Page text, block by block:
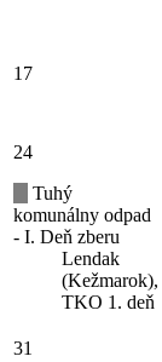
17
24
Tuhý
komunálny odpad
- I. Deň zberu
Lendak
(Kežmarok),
TKO 1. deň
31